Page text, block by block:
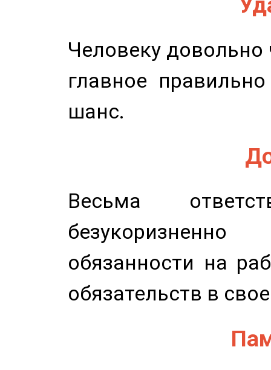
Человеку довольно
главное
шанс.
Весьма
обязанности на
обязательств в